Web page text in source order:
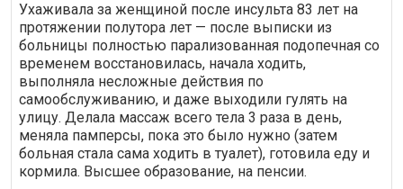
Ухаживала за женщиной после инсульта 83 лет на
протяжении полутора лет — после выписки из
больницы полностью парализованная подопечная со
временем восстановилась, начала ходить,
выполняла несложные действия по
самообслуживанию, и даже выходили гулять на
улицу. Делала массаж всего тела 3 раза в день,
меняла памперсы, пока это было нужно (затем
больная стала сама ходить в туалет), готовила еду и
кормила. Высшее образование, на пенсии.